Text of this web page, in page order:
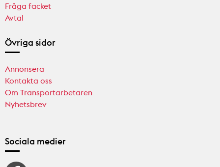
Fråga facket
Avtal
Övriga sidor
Annonsera
Kontakta oss
Om Transportarbetaren
Nyhetsbrev
Sociala medier